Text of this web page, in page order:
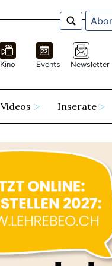
Kino Events Newsletter
Videos Inserate